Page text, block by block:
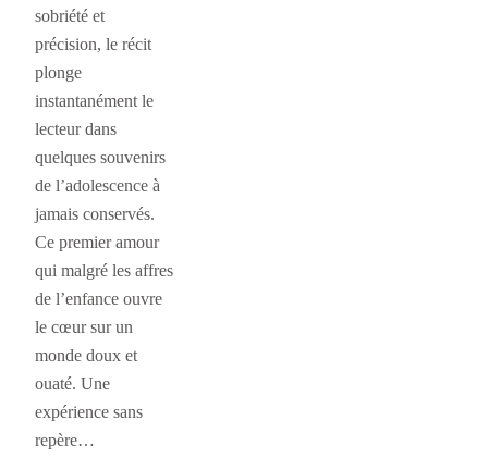
sobriété et
précision, le récit
plonge
instantanément le
lecteur dans
quelques souvenirs
de l’adolescence à
jamais conservés.
Ce premier amour
qui malgré les affres
de l’enfance ouvre
le cœur sur un
monde doux et
ouaté. Une
expérience sans
repère…